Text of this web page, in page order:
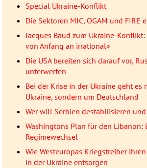
Special Ukraine-Konflikt
Die Sektoren MIC, OGAM und FIRE
Jacques Baud zum Ukraine-
von Anfang an irrational»
Die USA bereiten sich darauf vor,
unterwerfen
Bei der Krise in der Ukraine geht es
Ukraine, sondern um Deutschland
Wer will Serbien destabilisieren
Washingtons Plan für den Libanon:
Regimewechsel
Wie Westeuropas Kriegstreiber
in der Ukraine entsorgen